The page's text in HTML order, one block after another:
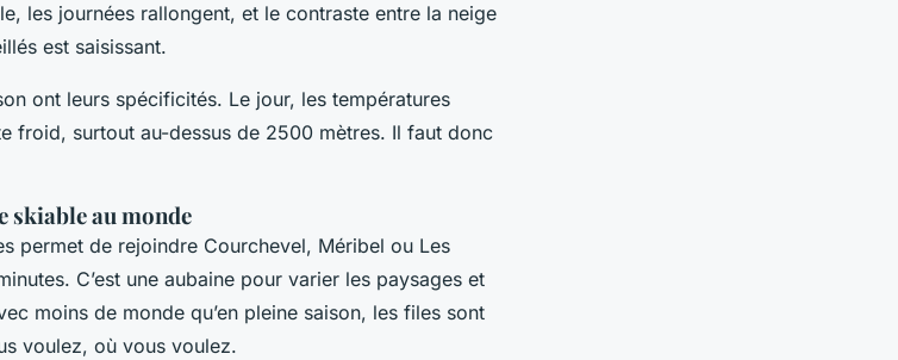
les journées rallongent, et le contraste entre la neige
est saisissant.
ont leurs spécificités. Le jour, les températures
froid, surtout au-dessus de 2500 mètres. Il faut donc
skiable au monde
permet de rejoindre Courchevel, Méribel ou Les
C’est une aubaine pour varier les paysages et
moins de monde qu’en pleine saison, les files sont
voulez, où vous voulez.